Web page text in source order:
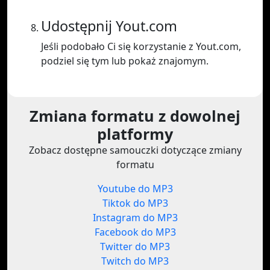
Udostępnij Yout.com
Jeśli podobało Ci się korzystanie z Yout.com,
podziel się tym lub pokaż znajomym.
Zmiana formatu z dowolnej
platformy
Zobacz dostępne samouczki dotyczące zmiany
formatu
Youtube do MP3
Tiktok do MP3
Instagram do MP3
Facebook do MP3
Twitter do MP3
Twitch do MP3